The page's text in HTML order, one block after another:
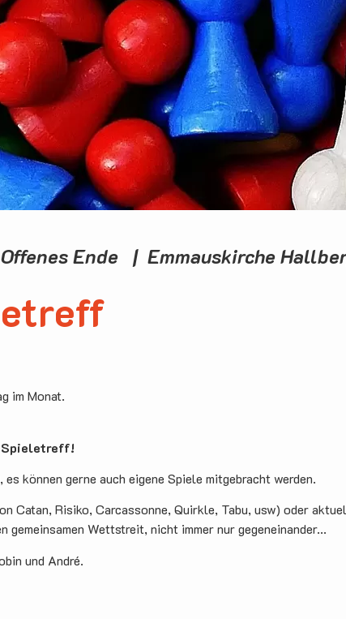
Ende | Emmauskirche
im Monat.
Spieletreff!
können gerne auch eigene Spiele mitgebracht werden.
Catan, Risiko, Carcassonne, Quirkle, Tabu, usw) oder
Wettstreit, nicht immer nur gegeneinander...
und André.